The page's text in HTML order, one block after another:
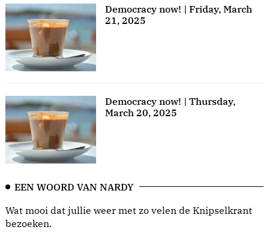
Democracy now! | Friday, March
21, 2025
Democracy now! | Thursday,
March 20, 2025
EEN WOORD VAN NARDY
Wat mooi dat jullie weer met zo velen de Knipselkrant
bezoeken.